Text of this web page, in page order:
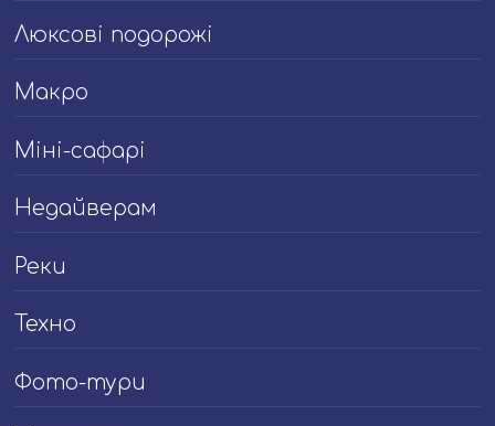
Люксові подорожі
Макро
Міні-сафарі
Недайверам
Реки
Техно
Фото-тури